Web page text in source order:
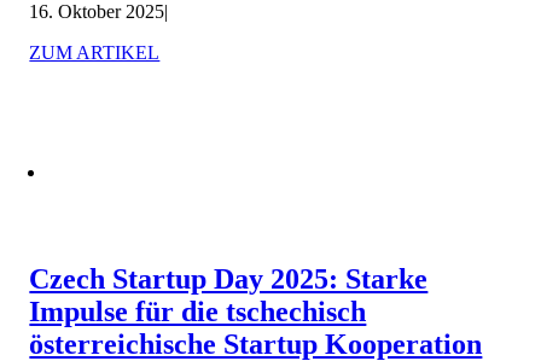
16. Oktober 2025|
ZUM ARTIKEL
Czech Startup Day 2025: Starke
Impulse für die tschechisch
österreichische Startup Kooperation